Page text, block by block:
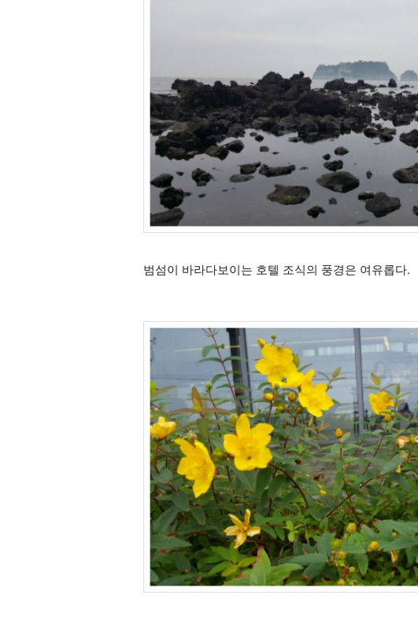
범섬이 바라다보이는 호텔 조식의 풍경은 여유롭다.